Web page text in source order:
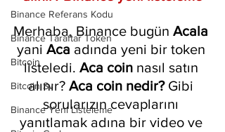
Binance Referans Kodu
Binance Taraftar Token
Bitcoin
Bitcoin Sv
Binance Yeni Listeleme
Merhaba, Binance bugün Acala
yani Aca adında yeni bir token
listeledi. Aca coin nasıl satın
alınır? Aca coin nedir? Gibi
sorularızın cevaplarını
yanıtlamak adına bir video ve